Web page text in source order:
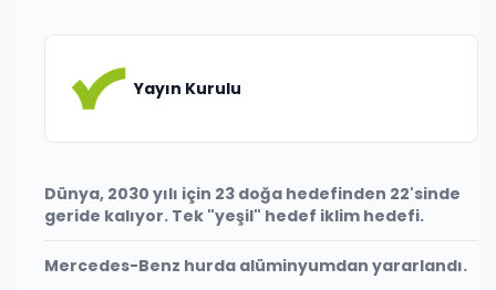
Yayın Kurulu
Dünya, 2030 yılı için 23 doğa hedefinden 22'sinde
geride kalıyor. Tek "yeşil" hedef iklim hedefi.
Mercedes-Benz hurda alüminyumdan yararlandı.